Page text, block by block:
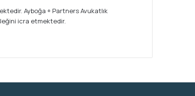
Ayboğa + Partners Avukatlık
icra etmektedir.